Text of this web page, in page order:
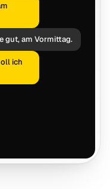
gut, am Vormittag.
ich